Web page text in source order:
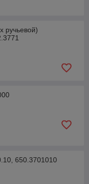
ручьевой)
650.3701010